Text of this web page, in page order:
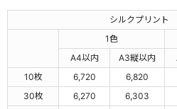
シルクプリント
1色
A4以内
A3縦以内
10枚
6,720 6,820
30枚
6,270 6,303